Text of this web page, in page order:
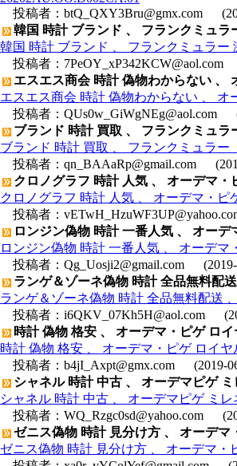
投稿者： btQ_QXY3Bru@gmx.com
韓国 時計 ブランド 、 フランクミュ
韓国 時計 ブランド 、 フランクミュラー
投稿者： 7PeOY_xP342KCW@aol.com
エスエス商会 時計 偽物わからない 、
エスエス商会 時計 偽物わからない 、 オ
投稿者： QUs0w_GiWgNEg@aol.com
ブランド 時計 買取 、 フランクミュラ
ブランド 時計 買取 、 フランクミュラー
投稿者： qn_BAAaRp@gmail.com
クロノグラフ 時計 人気 、 オーデマ・
クロノグラフ 時計 人気 、 オーデマ・ピ
投稿者：
ロンジン偽物 時計 一番人気 、 オー
ロンジン偽物 時計 一番人気 、 オーデマ
投稿者： Qg_Uosji2@gmail.com (2019-
ランゲ＆ゾーネ偽物 時計 全品無料配
ランゲ＆ゾーネ偽物 時計 全品無料配送
投稿者： i6QKV_07Kh5H@aol.com
時計 偽物 格安 、 オーデマ・ピゲ ロ
時計 偽物 格安 、 オーデマ・ピゲ ロイ
投稿者： b4jI_Axpt@gmx.com (2019-
シャネル 時計 中古 、 オーデマピゲ
シャネル 時計 中古 、 オーデマピゲ ミ
投稿者： WQ_Rzgc0sd@yahoo.com
ゼニス偽物 時計 見分け方 、 オーデマ
ゼニス偽物 時計 見分け方 、 オーデマ・